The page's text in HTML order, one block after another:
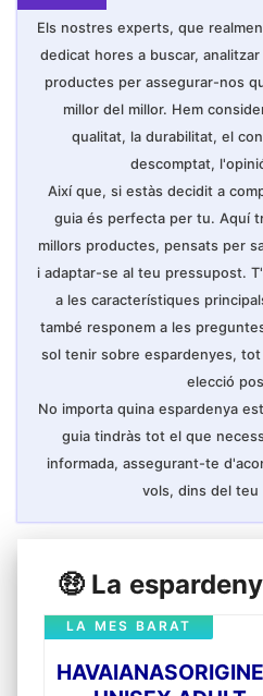
Els nostres experts, que
dedicat hores a buscar,
productes per assegurar-nos
millor del millor. Hem
qualitat, la durabilitat, el
descomptat,
Així que, si estàs decidit a
guia és perfecta per tu. Aquí
millors productes, pensats per
i adaptar-se al teu pressupost.
a les característiques
també responem a les
sol tenir sobre espardenyes,
elecció
No importa quina espardenya
guia tindràs tot el que
informada, assegurant-te
vols, dins del teu
🤑 La
LA MES BARAT